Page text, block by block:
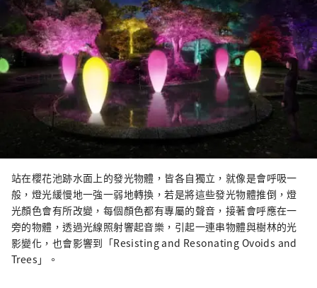
站在櫻花池跡水面上的發光物體，皆各自獨立，就像是會呼吸一
般，燈光緩慢地一強一弱地轉換，若是將這些發光物體推倒，燈
光顏色會有所改變，每個顏色都有專屬的聲音，接著會呼應在一
旁的物體，透過光線照射響起音樂，引起一連串物體與樹林的光
影變化，也會影響到「Resisting and Resonating Ovoids and
Trees」。